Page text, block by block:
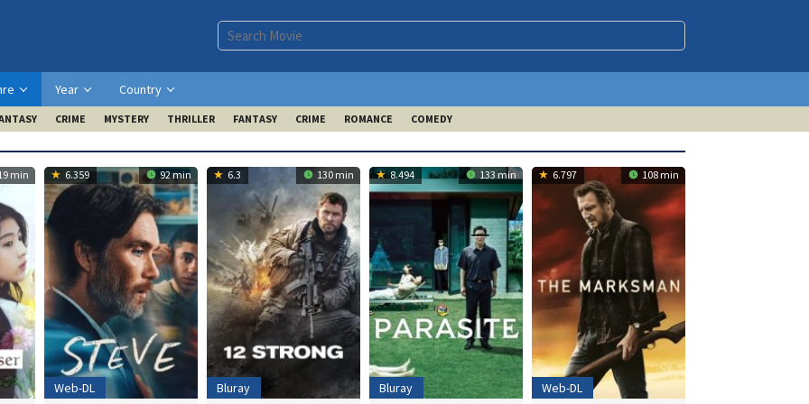
Year Country
CRIME MYSTERY THRILLER FANTASY CRIME ROMANCE COMEDY
min 6.359 92 min
Web-DL
6.3 130 min
Bluray
8.494 133 min
Bluray
6.797 108 min
Web-DL